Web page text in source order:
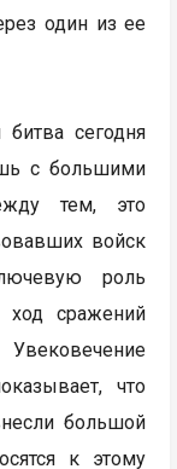
один из ее
сегодня
с большими
тем, это
войск
роль
сражений
Увековечение
что
большой
к этому